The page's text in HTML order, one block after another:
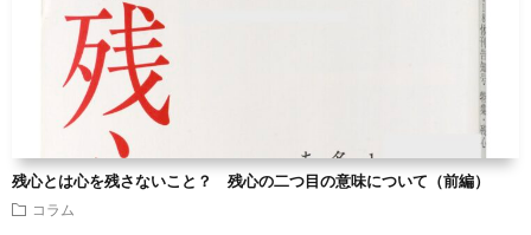
残心とは心を残さないこと？ 残心の二つ目の意味について（前編）
コラム